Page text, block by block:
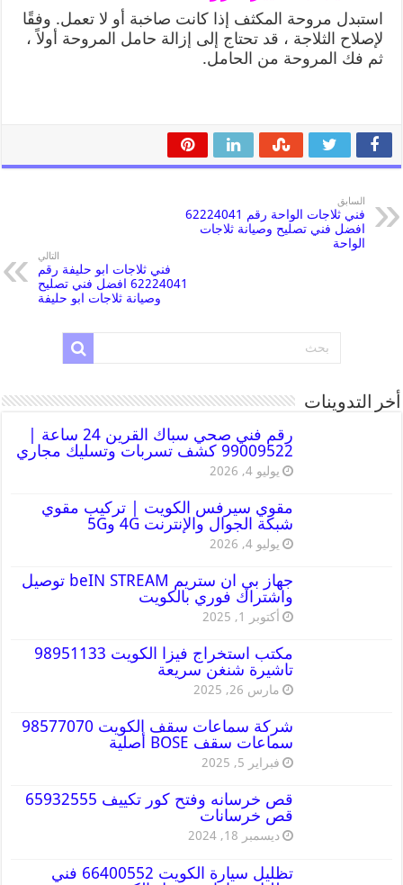
استبدل مروحة المكثف إذا كانت صاخبة أو لا تعمل. وفقًا
لإصلاح الثلاجة ، قد تحتاج إلى إزالة حامل المروحة أولاً ،
ثم فك المروحة من الحامل.
السابق
فني ثلاجات الواحة رقم 62224041
افضل فني تصليح وصيانة ثلاجات
الواحة
التالي
فني ثلاجات ابو حليفة رقم
62224041 افضل فني تصليح
وصيانة ثلاجات ابو حليفة
أخر التدوينات
رقم فني صحي سباك القرين 24 ساعة |
99009522 كشف تسربات وتسليك مجاري
يوليو 4, 2026
مقوي سيرفس الكويت | تركيب مقوي
شبكة الجوال والإنترنت 4G و5G
يوليو 4, 2026
جهاز بي ان ستريم beIN STREAM توصيل
واشتراك فوري بالكويت
أكتوبر 1, 2025
مكتب استخراج فيزا الكويت 98951133
تاشيرة شنغن سريعة
مارس 26, 2025
شركة سماعات سقف الكويت 98577070
سماعات سقف BOSE أصلية
فبراير 5, 2025
قص خرسانه وفتح كور تكييف 65932555
قص خرسانات
ديسمبر 18, 2024
تظليل سيارة الكويت 66400552 فني